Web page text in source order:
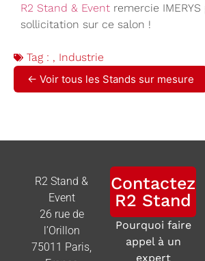
R2 Stand & Event remercie
sollicitation sur ce salon !
Tag : , Industrie
← Voir tous les Stands sur mesure
R2 Stand &
Event
26 rue de
l’Orillon
75011 Paris,
Contactez
R2 Stand
Pourquoi faire
appel à un
expert